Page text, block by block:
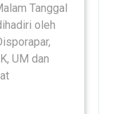
Tanggal
oleh
UM dan